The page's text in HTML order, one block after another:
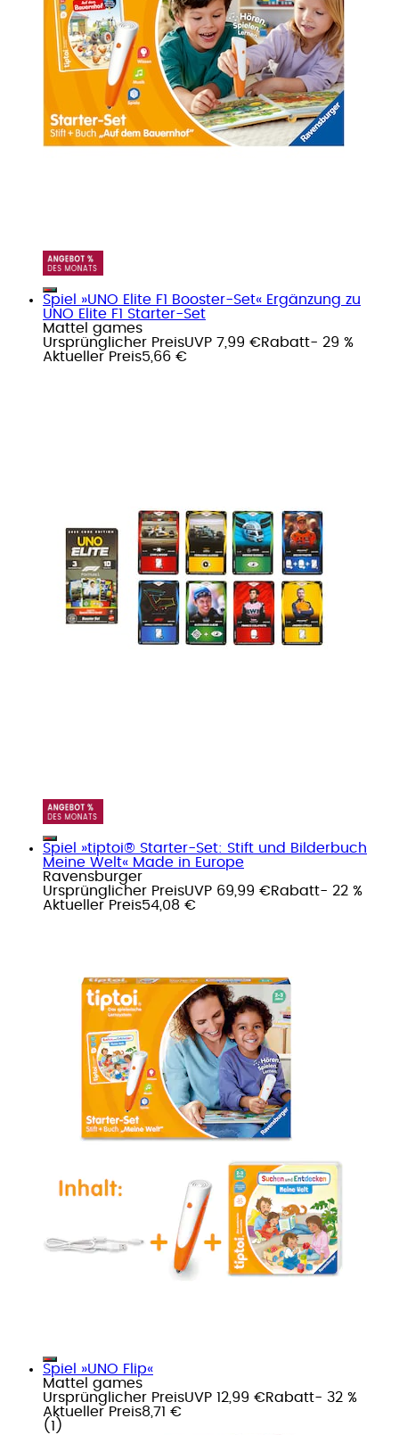
Spiel »UNO Elite F1 Booster-Set« Ergänzung zu
UNO Elite F1 Starter-Set
Mattel games
Ursprünglicher PreisUVP 7,99 €Rabatt- 29 %
Aktueller Preis5,66 €
Spiel »tiptoi® Starter-Set: Stift und Bilderbuch
Meine Welt« Made in Europe
Ravensburger
Ursprünglicher PreisUVP 69,99 €Rabatt- 22 %
Aktueller Preis54,08 €
Spiel »UNO Flip«
Mattel games
Ursprünglicher PreisUVP 12,99 €Rabatt- 32 %
Aktueller Preis8,71 €
( 1 )